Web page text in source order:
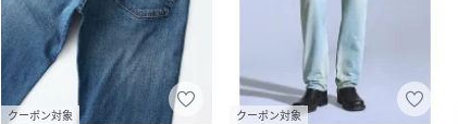
クーポン対象 クーポン対象